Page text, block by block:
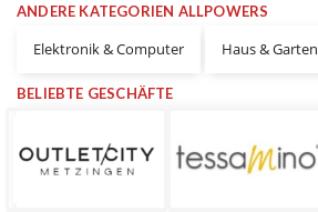
ANDERE KATEGORIEN ALLPOWERS
Elektronik & Computer Haus & Garten
BELIEBTE GESCHÄFTE